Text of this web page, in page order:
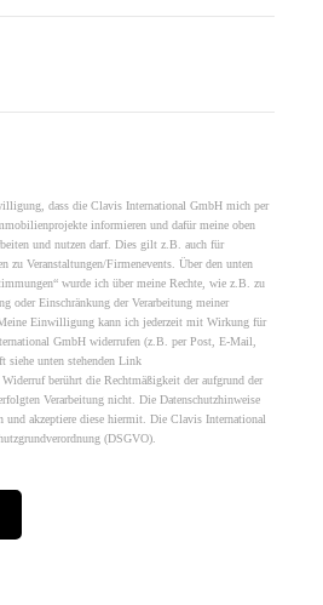
dass die Clavis International GmbH mich per
informieren und dafür meine oben
und nutzen darf. Dies gilt z.B. auch für
zu Veranstaltungen/Firmenevents. Über den unten
wurde ich über meine Rechte, wie z.B. zu
oder Einschränkung der Verarbeitung meiner
Einwilligung kann ich jederzeit mit Wirkung für
GmbH widerrufen (z.B. per Post, E-Mail,
siehe unten stehenden Link
berührt die Rechtmäßigkeit der aufgrund der
Verarbeitung nicht. Die Datenschutzhinweise
und akzeptiere diese hiermit. Die Clavis International
(DSGVO).